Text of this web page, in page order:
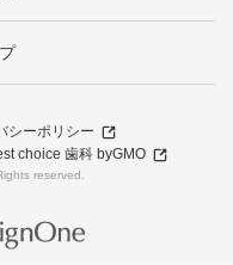
シーポリシー
choice 歯科 byGMO
reserved.